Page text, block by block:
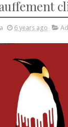
6 years ago Ad